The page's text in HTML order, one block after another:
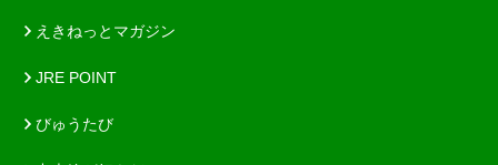
えきねっとマガジン
JRE POINT
びゅうたび